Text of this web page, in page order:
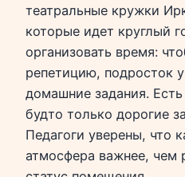
театральные кружки
которые идет круглый
организовать время:
репетицию, подросток
домашние задания.
будто только дорогие
Педагоги уверены, что
атмосфера важнее, чем